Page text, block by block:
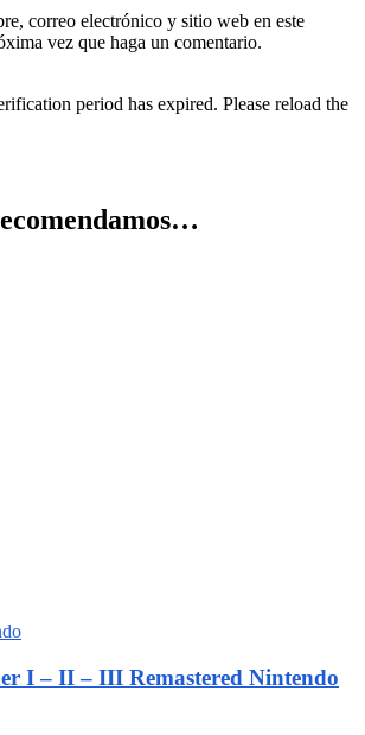
correo electrónico y sitio web en este
vez que haga un comentario.
period has expired. Please reload the
I – II – III Remastered Nintendo